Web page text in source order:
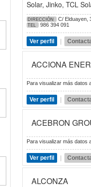
Solar, Jinko, TCL
DIRECCIÓN C/ Elduayen,
TEL 986 394 091
Ver perfil
ACCIONA
Para visualizar más datos
Ver perfil
ACEBRON
Para visualizar más datos
Ver perfil
ALCONZA